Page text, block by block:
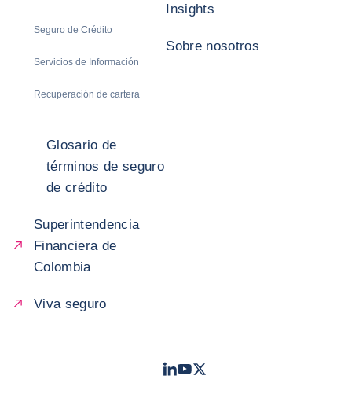
Seguro de Crédito
Servicios de Información
Recuperación de cartera
Insights
Sobre nosotros
Glosario de
términos de seguro
de crédito
Superintendencia
Financiera de
Colombia
Viva seguro
LinkedIn
Youtube
Twitter